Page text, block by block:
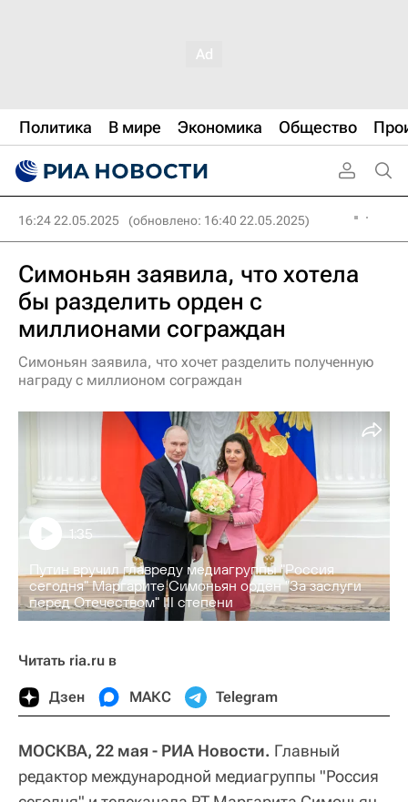
Политика В мире Экономика Общество
16:24 22.05.2025 (обновлено: 16:40 22.05.2025)
Симоньян заявила, что хотела
бы разделить орден с
миллионами сограждан
Симоньян заявила, что хочет разделить полученную
награду с миллионом сограждан
Путин вручил главреду медиагруппы "Россия
сегодня" Маргарите Симоньян орден "За заслуги
перед Отечеством" III степени
1:35
Читать ria.ru в
Дзен МАКС Telegram
МОСКВА, 22 мая - РИА Новости. Главный
редактор международной медиагруппы "Россия